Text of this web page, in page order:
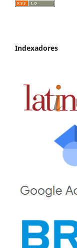
Indexadores